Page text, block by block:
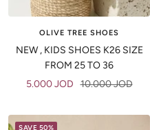
OLIVE TREE SHOES
NEW , KIDS SHOES K26 SIZE
FROM 25 TO 36
Sale
5.000 JOD Regular
10.000 JOD
SAVE 50%